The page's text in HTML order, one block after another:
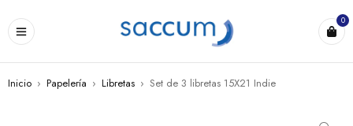
0
Inicio › Papelería › Libretas › Set de 3 libretas 15X21 Indie